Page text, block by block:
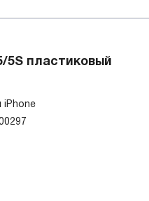
5S пластиковый
iPhone